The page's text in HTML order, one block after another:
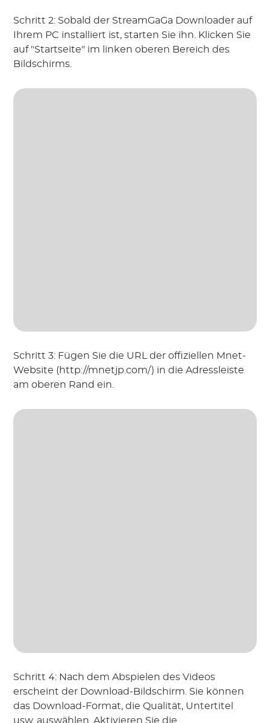
Schritt 2: Sobald der StreamGaGa Downloader auf
Ihrem PC installiert ist, starten Sie ihn. Klicken Sie
auf "Startseite" im linken oberen Bereich des
Bildschirms.
Schritt 3: Fügen Sie die URL der offiziellen Mnet-
Website (http://mnetjp.com/) in die Adressleiste
am oberen Rand ein.
Schritt 4: Nach dem Abspielen des Videos
erscheint der Download-Bildschirm. Sie können
das Download-Format, die Qualität, Untertitel
usw. auswählen. Aktivieren Sie die